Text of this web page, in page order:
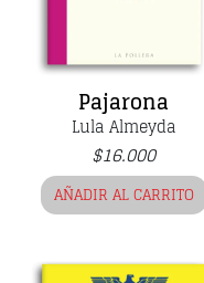
Pajarona
$16.000
Lula Almeyda
AÑADIR AL CARRITO